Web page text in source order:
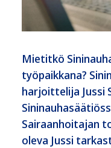
Mietitkö
työpaikkana?
harjoittelija Jussi
Sairaanhoitajan
oleva Jussi